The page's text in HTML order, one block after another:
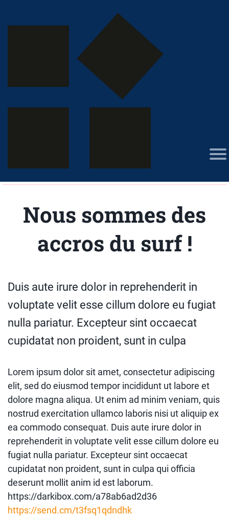
Nous sommes des
accros du surf !
Duis aute irure dolor in reprehenderit in
voluptate velit esse cillum dolore eu fugiat
nulla pariatur. Excepteur sint occaecat
cupidatat non proident, sunt in culpa
Lorem ipsum dolor sit amet, consectetur adipiscing
elit, sed do eiusmod tempor incididunt ut labore et
dolore magna aliqua. Ut enim ad minim veniam, quis
nostrud exercitation ullamco laboris nisi ut aliquip ex
ea commodo consequat. Duis aute irure dolor in
reprehenderit in voluptate velit esse cillum dolore eu
fugiat nulla pariatur. Excepteur sint occaecat
cupidatat non proident, sunt in culpa qui officia
deserunt mollit anim id est laborum.
https://darkibox.com/a78ab6ad2d36
https://send.cm/t3fsq1qdndhk